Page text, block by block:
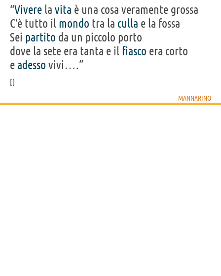
“Vivere la vita è una cosa veramente grossa
C’è tutto il mondo tra la culla e la fossa
Sei partito da un piccolo porto
dove la sete era tanta e il fiasco era corto
e adesso vivi….”
MANNARINO